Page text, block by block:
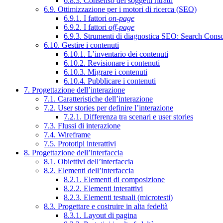
6.9. Ottimizzazione per i motori di ricerca (SEO)
6.9.1. I fattori on-page
6.9.2. I fattori off-page
6.9.3. Strumenti di diagnostica SEO: Search
6.10. Gestire i contenuti
6.10.1. L’inventario dei contenuti
6.10.2. Revisionare i contenuti
6.10.3. Migrare i contenuti
6.10.4. Pubblicare i contenuti
7. Progettazione dell’interazione
7.1. Caratteristiche dell’interazione
7.2. User stories per definire l’interazione
7.2.1. Differenza tra scenari e user stories
7.3. Flussi di interazione
7.4. Wireframe
7.5. Prototipi interattivi
8. Progettazione dell’interfaccia
8.1. Obiettivi dell’interfaccia
8.2. Elementi dell’interfaccia
8.2.1. Elementi di composizione
8.2.2. Elementi interattivi
8.2.3. Elementi testuali (microtesti)
8.3. Progettare e costruire in alta fedeltà
8.3.1. Layout di pagina